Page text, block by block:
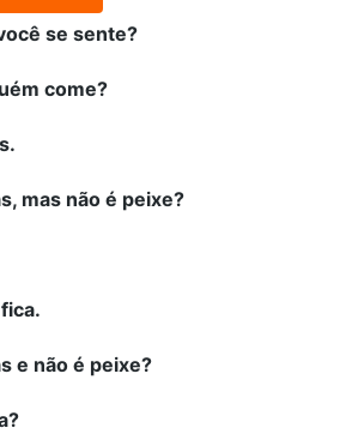
se sente?
come?
mas não é peixe?
e não é peixe?